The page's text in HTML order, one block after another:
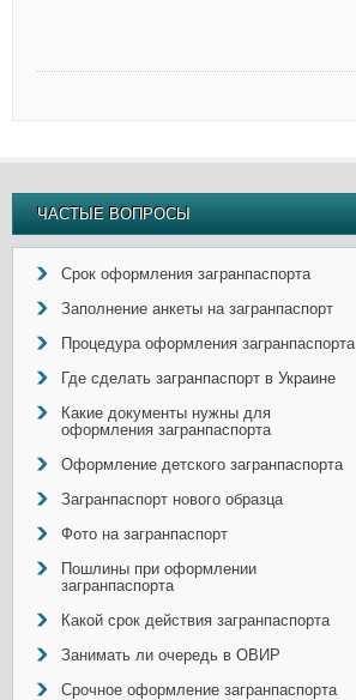
ЧАСТЫЕ ВОПРОСЫ
Срок оформления загранпаспорта
Заполнение анкеты на загранпаспорт
Процедура оформления загранпаспорта
Где сделать загранпаспорт в Украине
Какие документы нужны для
оформления загранпаспорта
Оформление детского загранпаспорта
Загранпаспорт нового образца
Фото на загранпаспорт
Пошлины при оформлении
загранпаспорта
Какой срок действия загранпаспорта
Занимать ли очередь в ОВИР
Срочное оформление загранпаспорта